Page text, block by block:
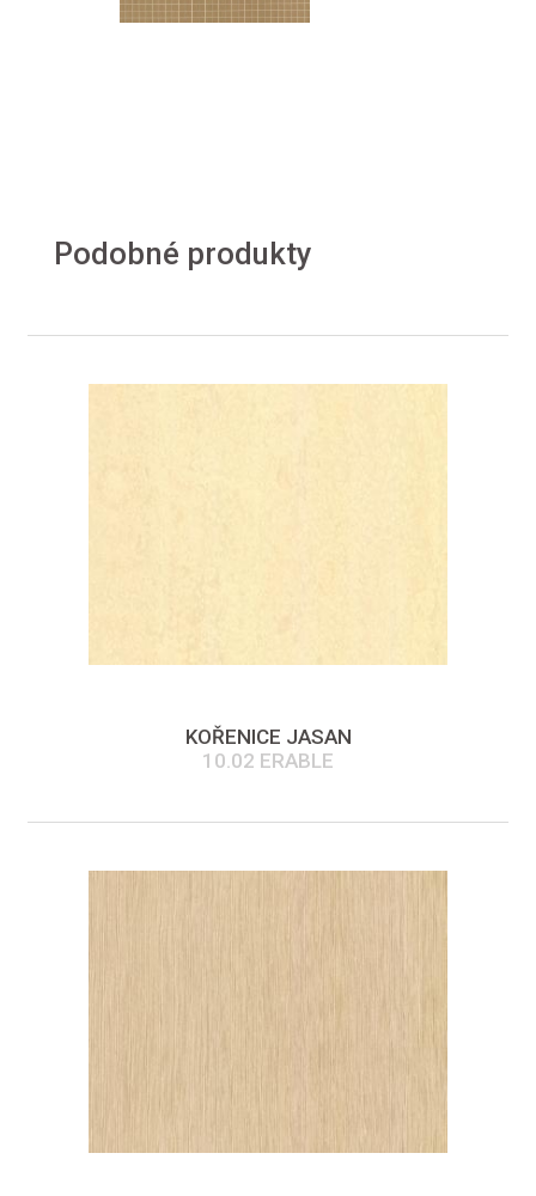
Podobné produkty
KOŘENICE JASAN
10.02 ERABLE